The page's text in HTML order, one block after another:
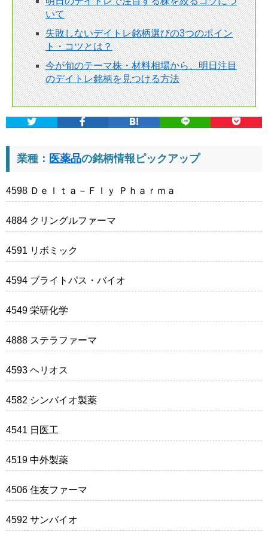
いて
失敗しないデイトレ銘柄選びの3つのポイン
ト・コツとは？
今が旬のテーマ株・材料相場から、明日注目
のデイトレ銘柄を見つける方法
業種： 医薬品の銘柄情報ピックアップ
4598 Ｄｅｌｔａ－Ｆｌｙ Ｐｈａｒｍａ
4884 クリングルファーマ
4591 リボミック
4594 ブライトパス・バイオ
4549 栄研化学
4888 ステラファーマ
4593 ヘリオス
4582 シンバイオ製薬
4541 日医工
4519 中外製薬
4506 住友ファーマ
4592 サンバイオ